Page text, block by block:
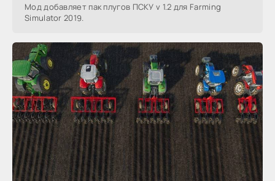
Мод добавляет пак плугов ПСКУ v 1.2 для Farming
Simulator 2019.